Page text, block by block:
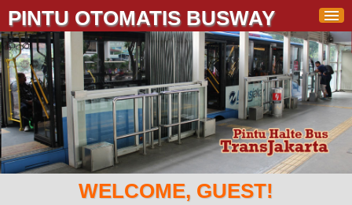
PINTU OTOMATIS BUSWAY
WELCOME, GUEST!